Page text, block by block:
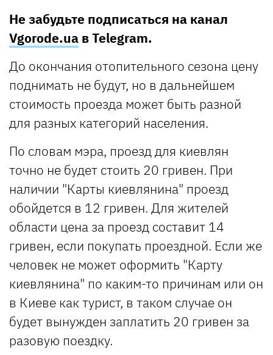
Не забудьте подписаться на канал
Vgorode.ua в Telegram.
До окончания отопительного сезона цену
поднимать не будут, но в дальнейшем
стоимость проезда может быть разной
для разных категорий населения.
По словам мэра, проезд для киевлян
точно не будет стоить 20 гривен. При
наличии "Карты киевлянина" проезд
обойдется в 12 гривен. Для жителей
области цена за проезд составит 14
гривен, если покупать проездной. Если же
человек не может оформить "Карту
киевлянина" по каким-то причинам или он
в Киеве как турист, в таком случае он
будет вынужден заплатить 20 гривен за
разовую поездку.